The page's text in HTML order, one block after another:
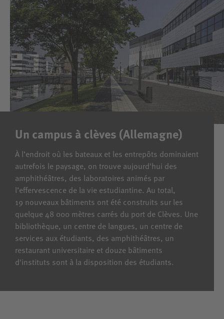
Un campus à clèves (Allemagne)
À l’endroit où les bateaux et les entrepôts dominaient
autrefois le paysage, on trouve aujourd'hui des
amphithéâtres, des laboratoires animés par
l’effervescence de la vie estudiantine. Au total,
19 nouveaux bâtiments ont été construits sur les
quelque 48 000 mètres carrés du port de Clèves. Une
bibliothèque, un centre de langues, un centre de
services aux étudiants, des amphithéâtres, un
restaurant universitaire et douze bâtiments
d'instituts sont à la disposition des étudiants.